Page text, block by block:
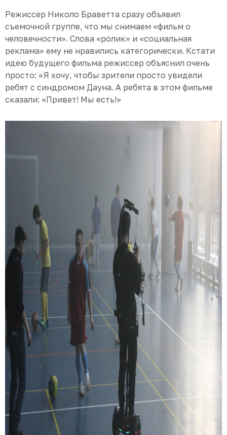
Режиссер Николо Браветта сразу объявил
съемочной группе, что мы снимаем «фильм о
человечности». Слова «ролик» и «социальная
реклама» ему не нравились категорически. Кстати
идею будущего фильма режиссер объяснил очень
просто: «Я хочу, чтобы зрители просто увидели
ребят с синдромом Дауна. А ребята в этом фильме
сказали: «Привет! Мы есть!»